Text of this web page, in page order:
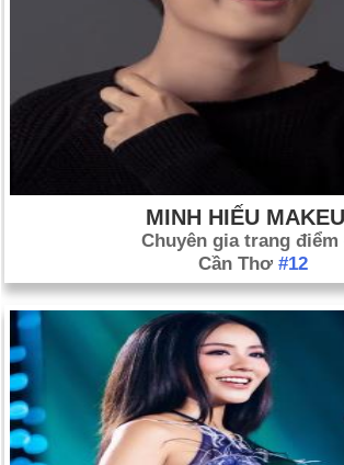
MINH HIẾU
Chuyên gia trang điểm
Cần Thơ #12